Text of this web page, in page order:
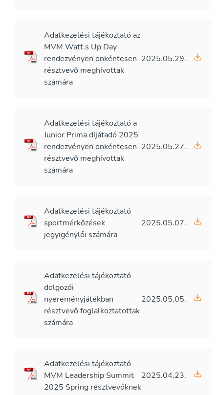
Adatkezelési tájékoztató az
MVM Watt.s Up Day
rendezvényen önkéntesen
résztvevő meghívottak
számára
2025.05.29.
Adatkezelési tájékoztató a
Junior Prima díjátadó 2025
rendezvényen önkéntesen
résztvevő meghívottak
számára
2025.05.27.
Adatkezelési tájékoztató
sportmérkőzések
jegyigénylői számára
2025.05.07.
Adatkezelési tájékoztató
dolgozói
nyereményjátékban
résztvevő foglalkoztatottak
számára
2025.05.05.
Adatkezelési tájékoztató
MVM Leadership Summit
2025 Spring résztvevőknek
2025.04.23.